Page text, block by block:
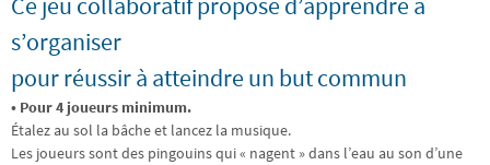
s’organiser
pour réussir à atteindre un but commun
• Pour 4 joueurs minimum.
Étalez au sol la bâche et lancez la musique.
Les joueurs sont des pingouins qui « nagent » dans l’eau au son d’une